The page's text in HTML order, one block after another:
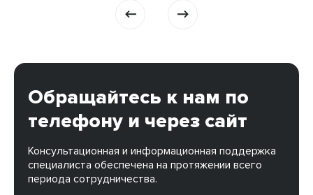
грунтовых вод, а […]
Обращайтесь к нам по
телефону и через сайт
Консультационная и информационная поддержка
специалиста обеспечена на протяжении всего
периода сотрудничества.